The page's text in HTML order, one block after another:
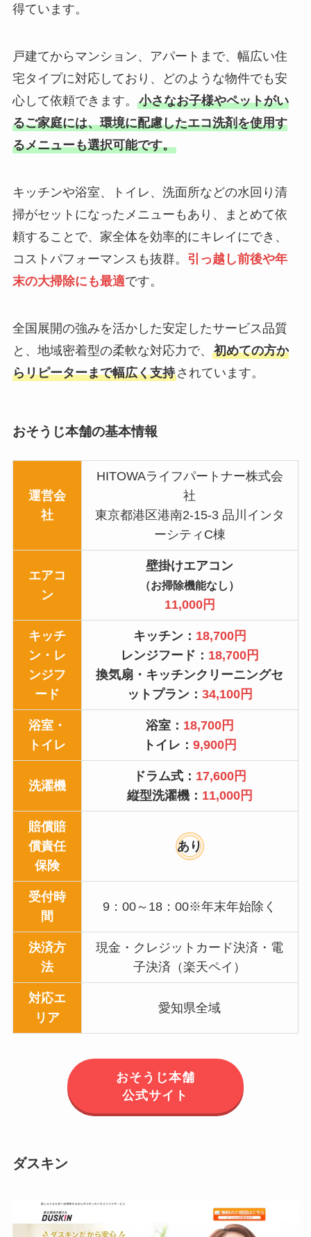
得ています。
戸建てからマンション、アパートまで、幅広い住
宅タイプに対応しており、どのような物件でも安
心して依頼できます。 小さなお子様やペットがい
るご家庭には、環境に配慮したエコ洗剤を使用す
るメニューも選択可能です。
キッチンや浴室、トイレ、洗面所などの水回り清
掃がセットになったメニューもあり、まとめて依
頼することで、家全体を効率的にキレイにでき、
コストパフォーマンスも抜群。 引っ越し前後や年
末の大掃除にも最適です。
全国展開の強みを活かした安定したサービス品質
と、地域密着型の柔軟な対応力で、 初めての方か
らリピーターまで幅広く支持されています。
おそうじ本舗の基本情報
運営会
社
HITOWAライフパートナー株式会
社
東京都港区港南2-15-3 品川インタ
ーシティC棟
エアコ
ン
壁掛けエアコン
（お掃除機能なし）
11,000円
キッチ
ン・レ
ンジフ
ード
キッチン： 18,700円
レンジフード： 18,700円
換気扇・キッチンクリーニングセ
ットプラン： 34,100円
浴室・
トイレ
浴室： 18,700円
トイレ： 9,900円
洗濯機
ドラム式： 17,600円
縦型洗濯機： 11,000円
賠償賠
償責任
保険
あり
受付時
間
9：00～18：00※年末年始除く
決済方
法
現金・クレジットカード決済・電
子決済（楽天ペイ）
対応エ
リア
愛知県全域
おそうじ本舗
公式サイト
ダスキン